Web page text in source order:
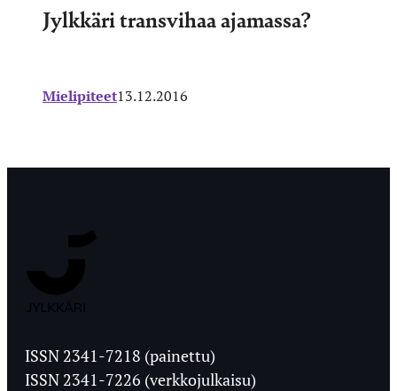
Jylkkäri transvihaa ajamassa?
Mielipiteet13.12.2016
Ylioppilaslehti
ISSN 2341-7218 (painettu)
ISSN 2341-7226 (verkkojulkaisu)